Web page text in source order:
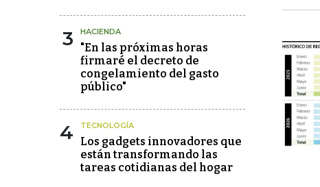
3 HACIENDA
"En las próximas horas
firmaré el decreto de
congelamiento del gasto
público"
4 TECNOLOGÍA
Los gadgets innovadores que
están transformando las
tareas cotidianas del hogar